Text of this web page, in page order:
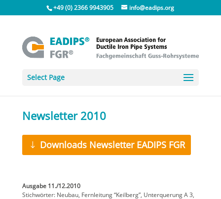
+49 (0) 2366 9943905 info@eadips.org
Select Page
Newsletter 2010
Downloads Newsletter EADIPS FGR
Ausgabe 11./12.2010
Stichwörter: Neubau, Fernleitung “Keilberg”, Unterquerung A 3,